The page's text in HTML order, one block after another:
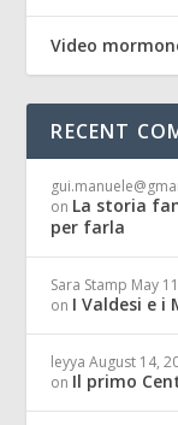
Video
RECENT
on La storia
per farla
Sara Stamp May
on I Valdesi e i
leyya August 14,
on Il primo